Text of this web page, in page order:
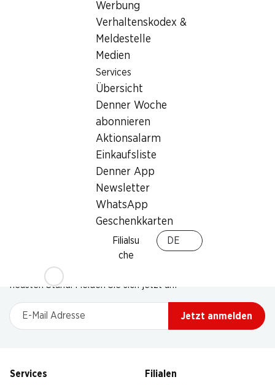
Werbung
Verhaltenskodex &
Meldestelle
Medien
Services
Übersicht
Denner Woche
abonnieren
Aktionsalarm
Einkaufsliste
Denner App
Newsletter
WhatsApp
Geschenkkarten
Filialsu
che
DE
Bleiben Sie mit dem Denner Newsletter immer auf dem
neusten Stand. Melden Sie sich jetzt an!
E-Mail Adresse
Jetzt anmelden
Services
Filialen